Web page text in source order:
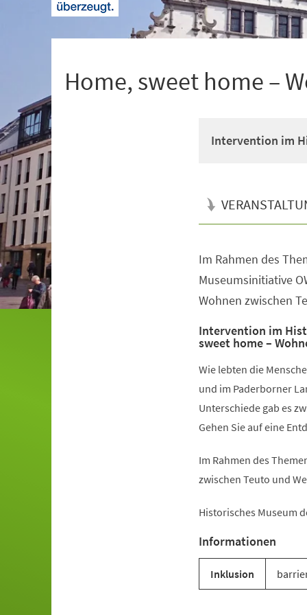
Home, sweet home –
Intervention im
Im Rahmen des
Museumsinitiative
Wohnen zwischen
Intervention im
sweet home –
Wie lebten die
und im Paderborner
Unterschiede gab es
Gehen Sie auf eine
Im Rahmen des
zwischen Teuto und
Historisches Museum
Informationen
Inklusion